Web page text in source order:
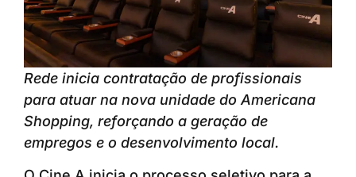
Rede inicia contratação de profissionais
para atuar na nova unidade do Americana
Shopping, reforçando a geração de
empregos e o desenvolvimento local.